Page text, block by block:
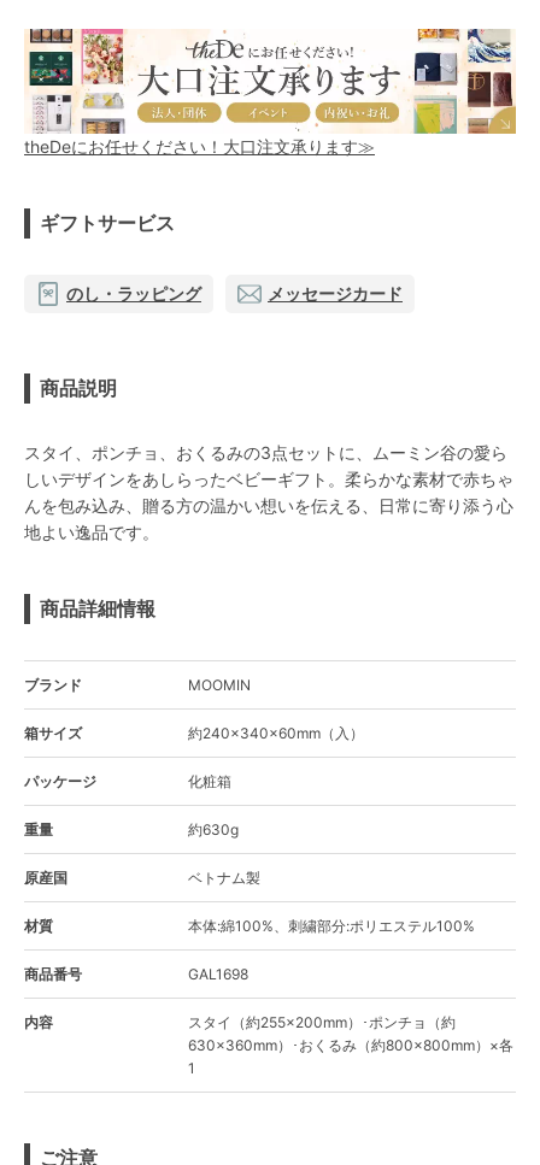
theDeにお任せください！大口注文承ります≫
ギフトサービス
のし・ラッピング メッセージカード
商品説明
スタイ、ポンチョ、おくるみの3点セットに、ムーミン谷の愛ら
しいデザインをあしらったベビーギフト。柔らかな素材で赤ちゃ
んを包み込み、贈る方の温かい想いを伝える、日常に寄り添う心
地よい逸品です。
商品詳細情報
ブランド MOOMIN
箱サイズ 約240×340×60mm（入）
パッケージ 化粧箱
重量 約630g
原産国 ベトナム製
材質 本体:綿100%、刺繍部分:ポリエステル100%
商品番号 GAL1698
内容
スタイ（約255×200mm）･ポンチョ（約
630×360mm）･おくるみ（約800×800mm）×各
1
ご注意